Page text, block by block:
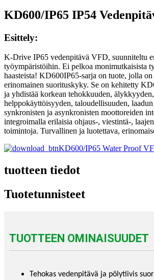
KD600/IP65 IP54
Esittely:
K-Drive IP65 vedenpitävä VFD, suunniteltu
työympäristöihin. Ei pelkoa monimutkaisista
haasteista! KD600IP65-sarja on tuote, jolla
erinomainen suorituskyky. Se on kehitetty
ja yhdistää korkean tehokkuuden, älykkyyden,
helppokäyttöisyyden, taloudellisuuden,
synkronisten ja asynkronisten moottoreiden
integroimalla erilaisia ​​ohjaus-, viestintä-,
toimintoja. Turvallinen ja luotettava,
KD600/IP65 Water Proof
tuotteen tiedot
Tuotetunnisteet
TUOTTEEN OMINAISUUDET
Tehokas vedenpitävä ja pölytiivis